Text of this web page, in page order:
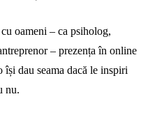
oameni – ca psiholog,
– prezența în online
dau seama dacă le inspiri
nu.